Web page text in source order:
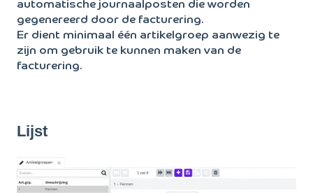
automatische journaalposten die worden
gegenereerd door de facturering.
Er dient minimaal één artikelgroep aanwezig te
zijn om gebruik te kunnen maken van de
facturering.
Lijst